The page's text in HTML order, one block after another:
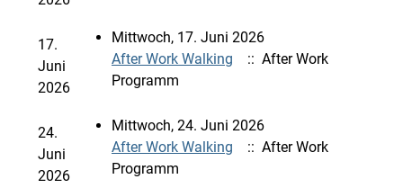
17.
Juni
2026
Mittwoch, 17. Juni 2026
After Work Walking
:: After Work
Programm
24.
Juni
2026
Mittwoch, 24. Juni 2026
After Work Walking
:: After Work
Programm